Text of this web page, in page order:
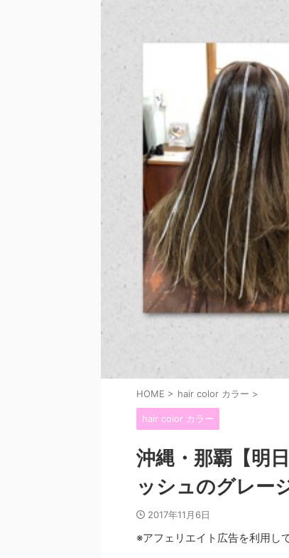
HOME > hair color カラー >
hair color カラー
沖縄・那覇【明
ッシュのグレー
2017年11月6日
※アフェリエイト広告を利用し